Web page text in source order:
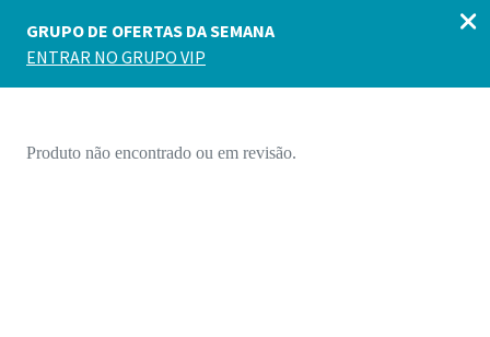
Produto não encontrado ou em revisão.